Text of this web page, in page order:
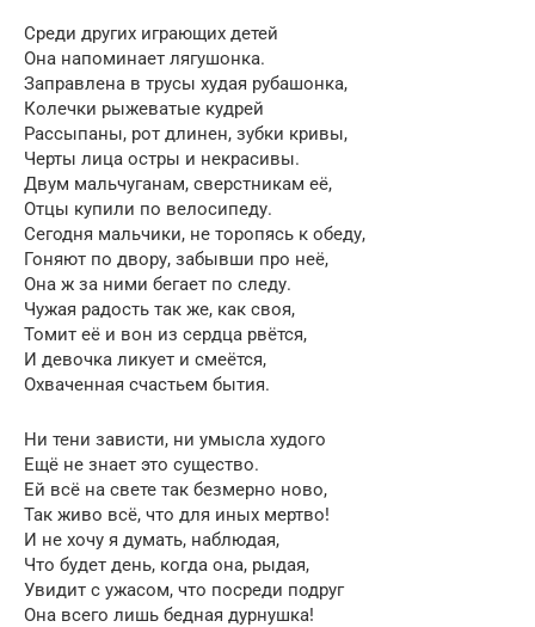
Среди других играющих детей
Она напоминает лягушонка.
Заправлена в трусы худая рубашонка,
Колечки рыжеватые кудрей
Рассыпаны, рот длинен, зубки кривы,
Черты лица остры и некрасивы.
Двум мальчуганам, сверстникам её,
Отцы купили по велосипеду.
Сегодня мальчики, не торопясь к обеду,
Гоняют по двору, забывши про неё,
Она ж за ними бегает по следу.
Чужая радость так же, как своя,
Томит её и вон из сердца рвётся,
И девочка ликует и смеётся,
Охваченная счастьем бытия.
Ни тени зависти, ни умысла худого
Ещё не знает это существо.
Ей всё на свете так безмерно ново,
Так живо всё, что для иных мертво!
И не хочу я думать, наблюдая,
Что будет день, когда она, рыдая,
Увидит с ужасом, что посреди подруг
Она всего лишь бедная дурнушка!